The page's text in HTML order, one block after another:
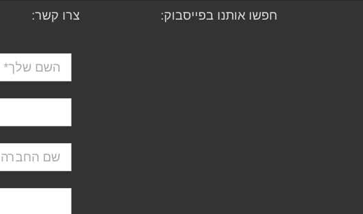
חפשו אותנו בפייסבוק: צרו קשר: